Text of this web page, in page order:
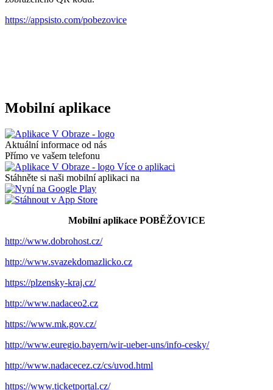
https://appsisto.com/pobezovice
Mobilní aplikace
Aktuální informace od nás
Přímo ve vašem telefonu
Více o aplikaci
Stáhněte si naši mobilní aplikaci na
Mobilní aplikace POBĚŽOVICE
http://www.dobrohost.cz/
http://www.svazekdomazlicko.cz
https://plzensky-kraj.cz/
http://www.nadaceo2.cz
https://www.mk.gov.cz/
http://www.euregio.bayern/wir-ueber-uns/info-cesky/
http://www.nadacecez.cz/cs/uvod.html
https://www.ticketportal.cz/